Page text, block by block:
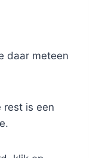
daar meteen
rest is een